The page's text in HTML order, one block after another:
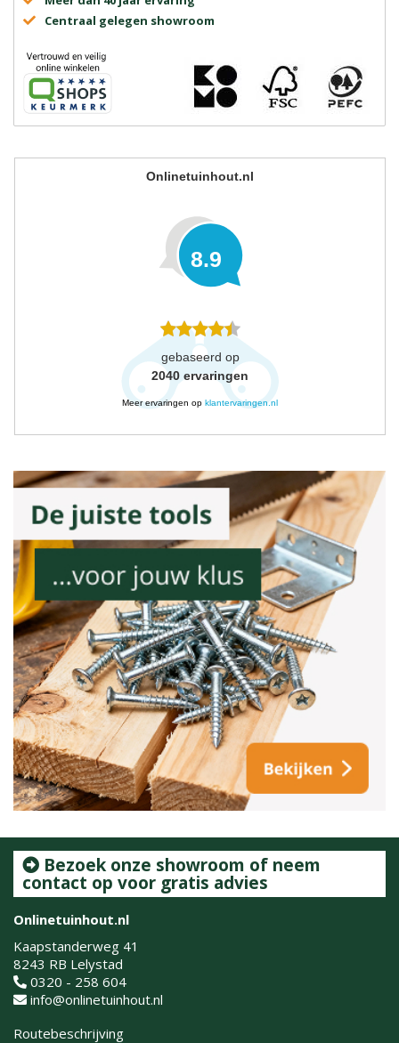
Centraal gelegen showroom
Onlinetuinhout.nl
8.9
gebaseerd op
2040 ervaringen
Meer ervaringen op klantervaringen.nl
Bezoek onze showroom of neem
contact op voor gratis advies
Onlinetuinhout.nl
Kaapstanderweg 41
8243 RB Lelystad
0320 - 258 604
info@onlinetuinhout.nl
Routebeschrijving